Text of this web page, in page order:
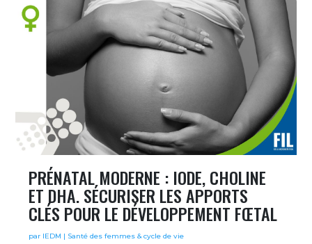
PRÉNATAL MODERNE : IODE, CHOLINE
ET DHA. SÉCURISER LES APPORTS
CLÉS POUR LE DÉVELOPPEMENT FŒTAL
par IEDM | Santé des femmes & cycle de vie